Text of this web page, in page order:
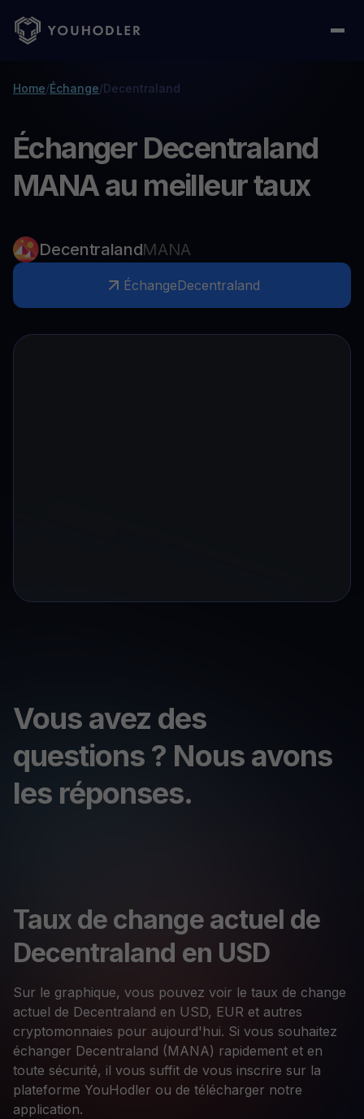
Home/Échange/Decentraland
Échanger Decentraland
MANA au meilleur taux
DecentralandMANA
ÉchangeDecentraland
Vous avez des
questions ? Nous avons
les réponses.
Taux de change actuel de
Decentraland en USD
Sur le graphique, vous pouvez voir le taux de change
actuel de Decentraland en USD, EUR et autres
cryptomonnaies pour aujourd'hui. Si vous souhaitez
échanger Decentraland (MANA) rapidement et en
toute sécurité, il vous suffit de vous inscrire sur la
plateforme YouHodler ou de télécharger notre
application.